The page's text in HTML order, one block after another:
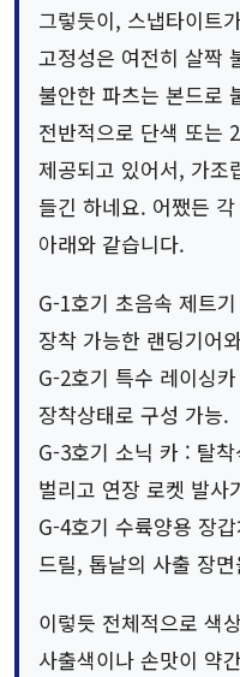
그렇듯이, 스냅타이트
고정성은 여전히 살짝
불안한 파츠는 본드로
전반적으로 단색 또는
제공되고 있어서, 가조
들긴 하네요. 어쨌든
아래와 같습니다.
G-1호기 초음속 제트
장착 가능한 랜딩기어
G-2호기 특수 레이싱
장착상태로 구성 가능.
G-3호기 소닉 카 : 탈
벌리고 연장 로켓 발사
G-4호기 수륙양용 장
드릴, 톱날의 사출 장
이렇듯 전체적으로 색
사출색이나 손맛이 약